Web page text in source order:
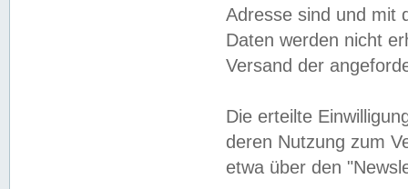
Adresse sind und mit
Daten werden nicht
Versand der
Die erteilte
deren Nutzung zum
etwa über den